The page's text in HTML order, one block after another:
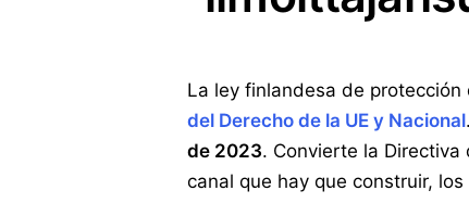
La ley finlandesa de
del Derecho de la UE y Nacional
de 2023. Convierte la
canal que hay que construir,